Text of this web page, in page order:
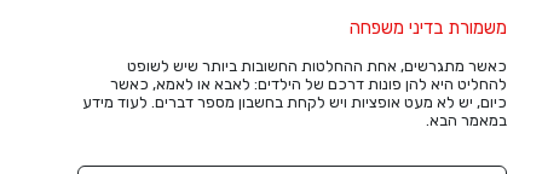
משמורת בדיני משפחה
כאשר מתגרשים, אחת ההחלטות החשובות ביותר שיש לשופט
להחליט היא להן פונות דרכם של הילדים: לאבא או לאמא, כאשר
כיום, יש לא מעט אופציות ויש לקחת בחשבון מספר דברים. לעוד מידע
במאמר הבא.